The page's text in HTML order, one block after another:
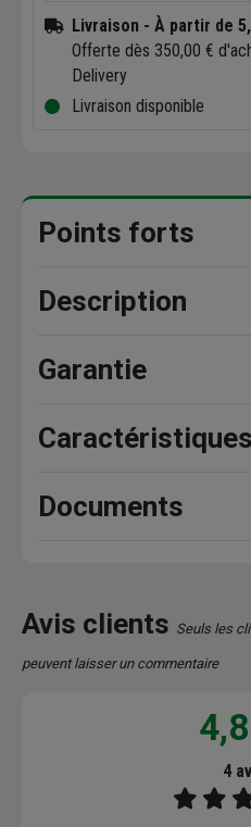
Livraison - À partir de
Offerte dès 350,00 €
Delivery
Livraison disponible
Points forts
Description
Garantie
Caractéristiques
Documents
Avis clients Seuls les
peuvent laisser un commentaire
4,8
4